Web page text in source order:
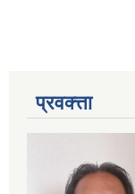
प्रवक्त्ता